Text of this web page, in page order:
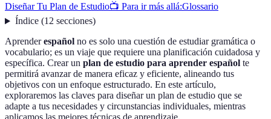
Diseñar Tu Plan de Estudio📺 Para ir más allá:Glossario
Índice(12 secciones)
Aprenderespañol no es solo una cuestión de estudiar gramática o
vocabulario; es un viaje que requiere una planificación cuidadosa y
específica. Crear un plan de estudio para aprender español te
permitirá avanzar de manera eficaz y eficiente, alineando tus
objetivos con un enfoque estructurado. En este artículo,
exploraremos las claves para diseñar un plan de estudio que se
adapte a tus necesidades y circunstancias individuales, mientras